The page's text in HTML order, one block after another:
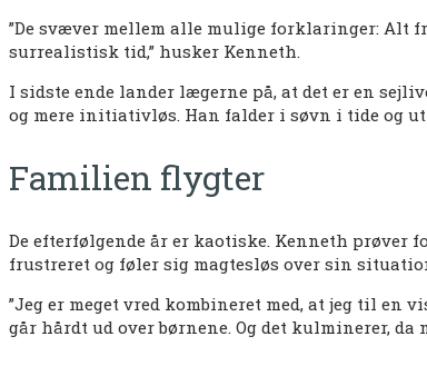
”De svæver mellem alle mulige forklaringer: Alt
surrealistisk tid,” husker Kenneth.
I sidste ende lander lægerne på, at det er en
og mere initiativløs. Han falder i søvn i tide og
Familien flygter
De efterfølgende år er kaotiske. Kenneth prøver
frustreret og føler sig magtesløs over sin
”Jeg er meget vred kombineret med, at jeg til en
går hårdt ud over børnene. Og det kulminerer,